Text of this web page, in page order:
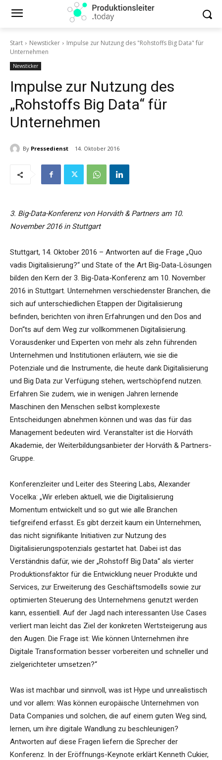
Start Newsticker
Impulse zur Nutzung des "Rohstoffs Big Data" für
Unternehmen
Newsticker
Impulse zur Nutzung des
„Rohstoffs Big Data“ für
Unternehmen
By Pressedienst 14. Oktober 2016
3. Big-Data-Konferenz von Horváth & Partners am 10.
November 2016 in Stuttgart
Stuttgart, 14. Oktober 2016 – Antworten auf die Frage „Quo
vadis Digitalisierung?“ und State of the Art Big-Data-Lösungen
bilden den Kern der 3. Big-Data-Konferenz am 10. November
2016 in Stuttgart. Unternehmen verschiedenster Branchen, die
sich auf unterschiedlichen Etappen der Digitalisierung
befinden, berichten von ihren Erfahrungen und den Dos and
Don“ts auf dem Weg zur vollkommenen Digitalisierung.
Vorausdenker und Experten von mehr als zehn führenden
Unternehmen und Institutionen erläutern, wie sie die
Potenziale und die Instrumente, die heute dank Digitalisierung
und Big Data zur Verfügung stehen, wertschöpfend nutzen.
Erfahren Sie zudem, wie in wenigen Jahren lernende
Maschinen den Menschen selbst komplexeste
Entscheidungen abnehmen können und was das für das
Management bedeuten wird. Veranstalter ist die Horváth
Akademie, der Weiterbildungsanbieter der Horváth & Partners-
Gruppe.
Konferenzleiter und Leiter des Steering Labs, Alexander
Vocelka: „Wir erleben aktuell, wie die Digitalisierung
Momentum entwickelt und so gut wie alle Branchen
tiefgreifend erfasst. Es gibt derzeit kaum ein Unternehmen,
das nicht signifikante Initiativen zur Nutzung des
Digitalisierungspotenzials gestartet hat. Dabei ist das
Verständnis dafür, wie der „Rohstoff Big Data“ als vierter
Produktionsfaktor für die Entwicklung neuer Produkte und
Services, zur Erweiterung des Geschäftsmodells sowie zur
optimierten Steuerung des Unternehmens genutzt werden
kann, essentiell. Auf der Jagd nach interessanten Use Cases
verliert man leicht das Ziel der konkreten Wertsteigerung aus
den Augen. Die Frage ist: Wie können Unternehmen ihre
Digitale Transformation besser vorbereiten und schneller und
zielgerichteter umsetzen?“
Was ist machbar und sinnvoll, was ist Hype und unrealistisch
und vor allem: Was können europäische Unternehmen von
Data Companies und solchen, die auf einem guten Weg sind,
lernen, um ihre digitale Wandlung zu beschleunigen?
Antworten auf diese Fragen liefern die Sprecher der
Konferenz. In der Eröffnungs-Keynote erklärt Kenneth Cukier,